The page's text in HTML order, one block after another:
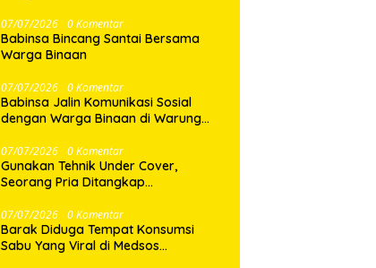
07/07/2026 0 Komentar
Babinsa Bincang Santai Bersama
Warga Binaan
07/07/2026 0 Komentar
Babinsa Jalin Komunikasi Sosial
dengan Warga Binaan di Warung
07/07/2026 0 Komentar
Gunakan Tehnik Under Cover,
Seorang Pria Ditangkap
Barang Buktinya ‎
07/07/2026 0 Komentar
Barak Diduga Tempat Konsumsi
Sabu Yang Viral di Medsos